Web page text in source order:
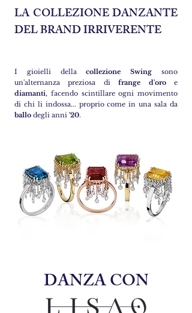
LA COLLEZIONE DANZANTE
DEL BRAND IRRIVERENTE
I gioielli dellacollezione Swing sono
un'alternanza preziosa difrange d'oroe
diamanti, facendo scintillare ogni movimento
di chi li indossa... proprio come in una sala da
ballo degli anni '20.
DANZA CON